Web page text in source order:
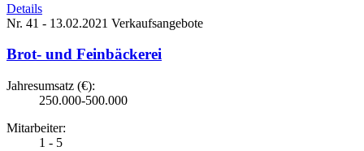
Details
Nr. 41 - 13.02.2021 Verkaufsangebote
Brot- und Feinbäckerei
Jahresumsatz (€):
250.000-500.000
Mitarbeiter:
1 - 5